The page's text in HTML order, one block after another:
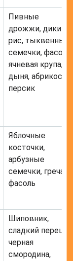
Пивные
дрожжи, дикий
рис, тыквенные
семечки, фасоль,
ячневая крупа,
дыня, абрикос,
персик
Яблочные
косточки,
арбузные
семечки, греча,
фасоль
Шиповник,
сладкий перец,
черная
смородина,